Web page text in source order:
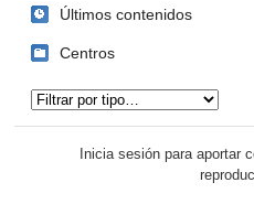
Últimos contenidos
Centros
Inicia sesión para aportar